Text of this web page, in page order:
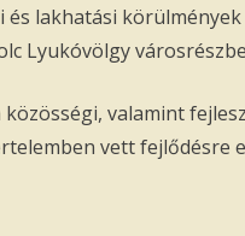
lakhatási
Lyukóvölgy
valamint
vett fejlődésre